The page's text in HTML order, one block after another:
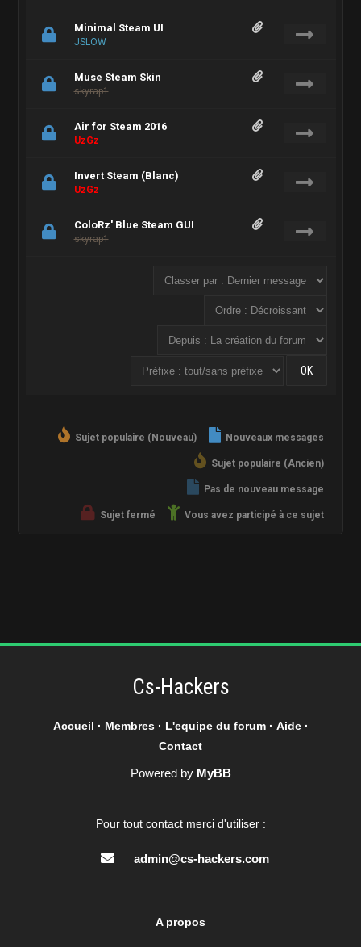
Minimal Steam UI
JSLOW
Muse Steam Skin
skyrap1
Air for Steam 2016
UzGz
Invert Steam (Blanc)
UzGz
ColoRz' Blue Steam GUI
skyrap1
Nouveaux messages
Sujet populaire (Nouveau)
Sujet populaire (Ancien)
Pas de nouveau message
Vous avez participé à ce sujet
Sujet fermé
Cs-Hackers
Accueil · Membres· L'equipe du forum· Aide·
Contact
Powered by MyBB
Pour tout contact merci d'utiliser :
admin@cs-hackers.com
A propos